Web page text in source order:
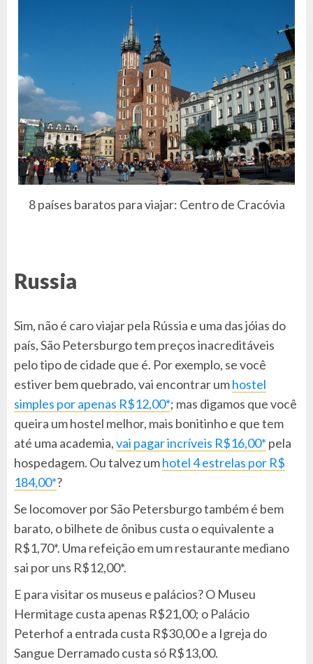
8 países baratos para viajar: Centro de Cracóvia
Russia
Sim, não é caro viajar pela Rússia e uma das jóias do
país, São Petersburgo tem preços inacreditáveis
pelo tipo de cidade que é. Por exemplo, se você
estiver bem quebrado, vai encontrar umhostel
simples por apenas R$12,00*; mas digamos que você
queira um hostel melhor, mais bonitinho e que tem
até uma academia,vai pagar incríveis R$16,00* pela
hospedagem. Ou talvez umhotel 4 estrelas por R$
184,00*?
Se locomover por São Petersburgo também é bem
barato, o bilhete de ônibus custa o equivalente a
R$1,70*. Uma refeição em um restaurante mediano
sai por uns R$12,00*.
E para visitar os museus e palácios? O Museu
Hermitage custa apenas R$21,00; o Palácio
Peterhof a entrada custa R$30,00 e a Igreja do
Sangue Derramado custa só R$13,00.